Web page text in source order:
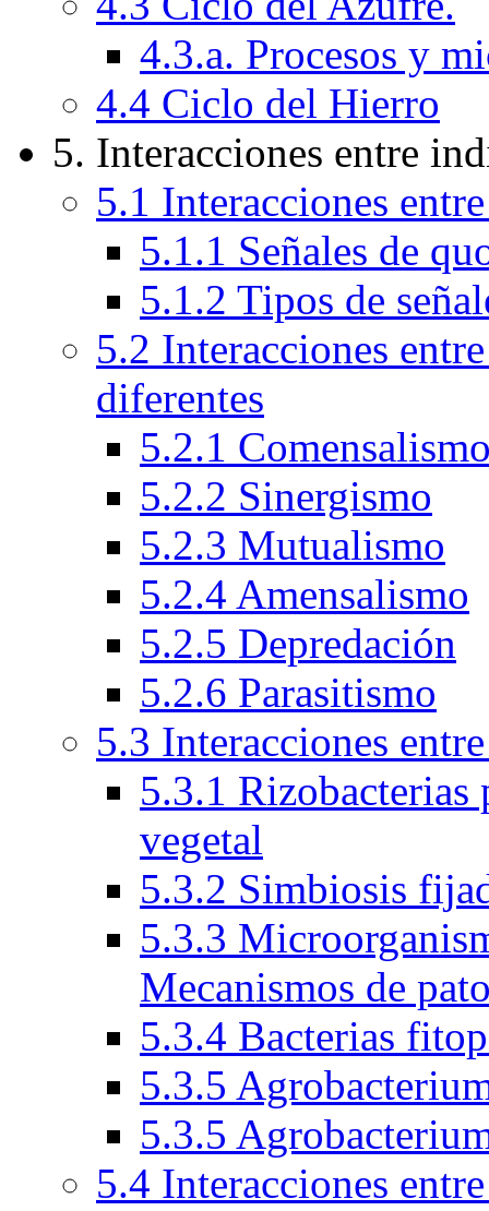
4.3.a. Procesos y
4.4 Ciclo del Hierro
5. Interacciones entre
5.1 Interacciones
5.1.1 Señales de
5.1.2 Tipos de
5.2 Interacciones
diferentes
5.2.1
5.2.2 Sinergismo
5.2.3 Mutualismo
5.2.4 Amensalismo
5.2.5 Depredación
5.2.6 Parasitismo
5.3 Interacciones
5.3.1
vegetal
5.3.2 Simbiosis
5.3.3
Mecanismos de
5.3.4 Bacterias
5.3.5
5.3.5
5.4 Interacciones